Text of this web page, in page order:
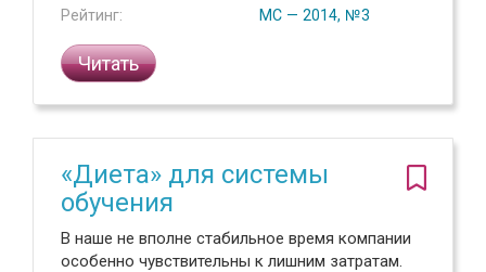
Рейтинг:
МС — 2014, №3
Читать
«Диета» для системы
обучения
В наше не вполне стабильное время компании
особенно чувствительны к лишним затратам.